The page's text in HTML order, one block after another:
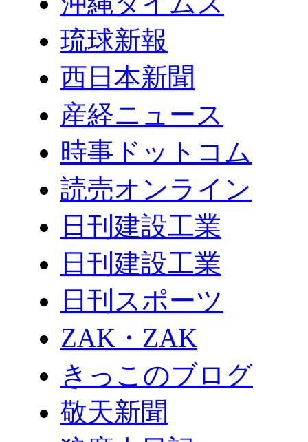
琉球新報
西日本新聞
産経ニュース
時事ドットコム
読売オンライン
日刊建設工業
日刊建設工業
日刊スポーツ
ZAK・ZAK
きっこのブログ
敬天新聞